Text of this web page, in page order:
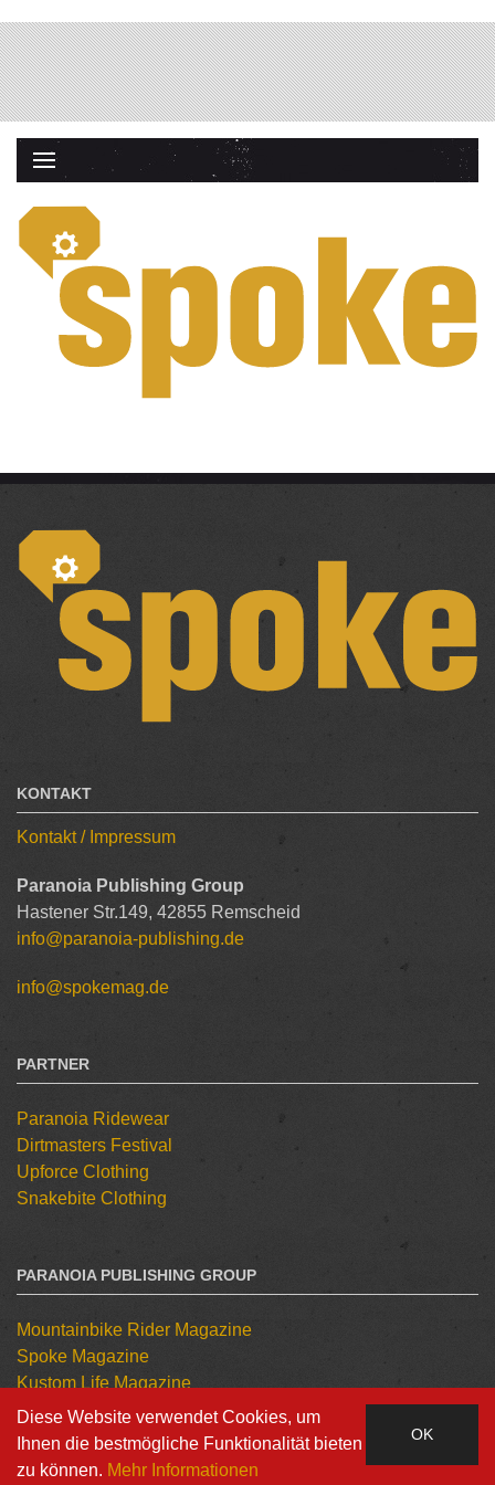
KONTAKT
Kontakt / Impressum
Paranoia Publishing Group
Hastener Str.149, 42855 Remscheid
info@paranoia-publishing.de
info@spokemag.de
PARTNER
Paranoia Ridewear
Dirtmasters Festival
Upforce Clothing
Snakebite Clothing
PARANOIA PUBLISHING GROUP
Mountainbike Rider Magazine
Spoke Magazine
Kustom Life Magazine
Tattoo Kulture Magazine
OK
Diese Website verwendet Cookies, um
Ihnen die bestmögliche Funktionalität bieten
zu können. Mehr Informationen